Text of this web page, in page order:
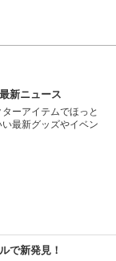
新ニュース
ーアイテムでほっと
最新グッズやイベン
で新発見！